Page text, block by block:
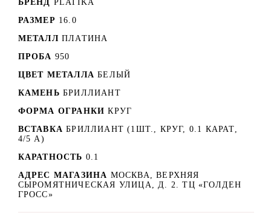
БРЕНД
PLATIKA
РАЗМЕР 16.0
МЕТАЛЛ ПЛАТИНА
ПРОБА 950
ЦВЕТ МЕТАЛЛА БЕЛЫЙ
КАМЕНЬ БРИЛЛИАНТ
ФОРМА ОГРАНКИ КРУГ
ВСТАВКА БРИЛЛИАНТ (1ШТ., КРУГ, 0.1 КАРАТ,
4/5 А)
КАРАТНОСТЬ 0.1
АДРЕС МАГАЗИНА МОСКВА, ВЕРХНЯЯ
СЫРОМЯТНИЧЕСКАЯ УЛИЦА, Д. 2. ТЦ «ГОЛДЕН
ГРОСС»